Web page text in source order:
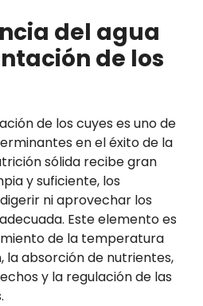
del agua
de los
de los cuyes es uno de
en el éxito de la
sólida recibe gran
y suficiente, los
ni aprovechar los
Este elemento es
de la temperatura
la absorción de nutrientes,
y la regulación de las